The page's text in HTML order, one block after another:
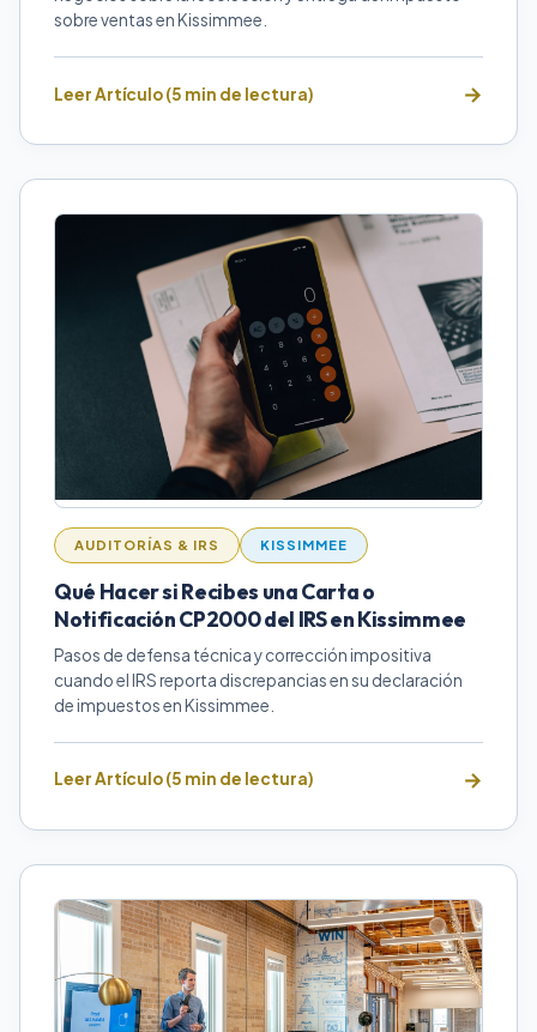
sobre ventas en Kissimmee.
Leer Artículo (5 min de lectura)
AUDITORÍAS & IRS KISSIMMEE
Qué Hacer si Recibes una Carta o
Notificación CP2000 del IRS en Kissimmee
Pasos de defensa técnica y corrección impositiva
cuando el IRS reporta discrepancias en su declaración
de impuestos en Kissimmee.
Leer Artículo (5 min de lectura)